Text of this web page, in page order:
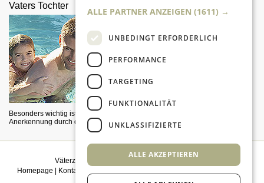
Vaters Tochter
Besonders wichtig ist die
Anerkennung durch den Vater.
auch wenn Wissenschaftler das
behaupten.
Väterzeit weiterempfehlen
Homepage
Kontakt
Einwilligungsmanagement
ALLE PARTNER ANZEIGEN (1611) →
UNBEDINGT ERFORDERLICH
PERFORMANCE
TARGETING
FUNKTIONALITÄT
UNKLASSIFIZIERTE
ALLE AKZEPTIEREN